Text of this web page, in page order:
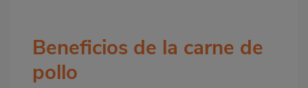
Beneficios de la carne de
pollo